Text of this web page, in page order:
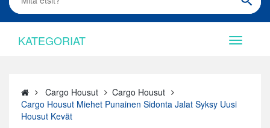
KATEGORIAT
Cargo Housut
Cargo Housut
Cargo Housut Miehet Punainen Sidonta Jalat Syksy Uusi
Housut Kevät